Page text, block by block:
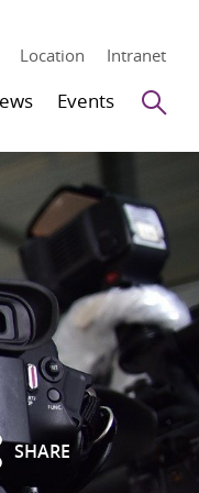
Location Intranet
Events
SHARE